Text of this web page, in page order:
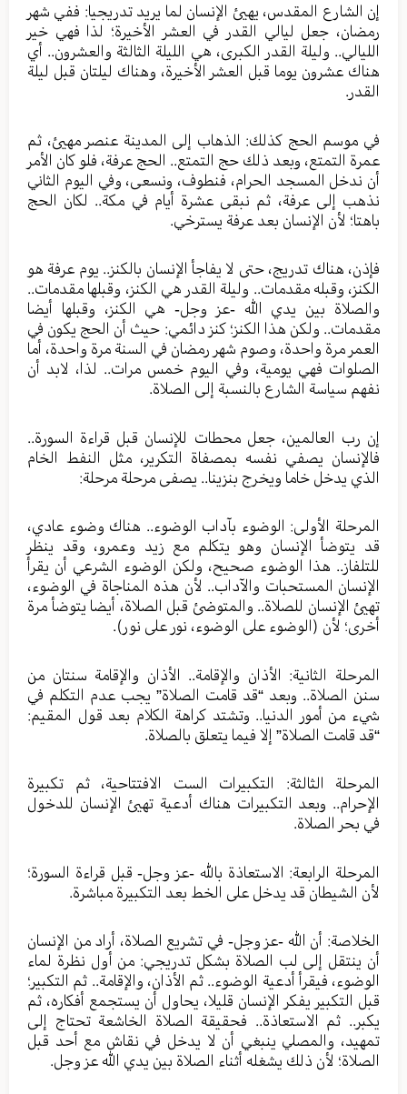
إن الشارع المقدس، يهيئ الإنسان لما يريد تدريجيا: ففي شهر
رمضان، جعل ليالي القدر في العشر الأخيرة؛ لذا فهي خير
الليالي.. وليلة القدر الكبرى، هي الليلة الثالثة والعشرون.. أي
هناك عشرون يوما قبل العشر الأخيرة، وهناك ليلتان قبل ليلة
القدر.
في موسم الحج كذلك: الذهاب إلى المدينة عنصر مهيئ، ثم
عمرة التمتع، وبعد ذلك حج التمتع.. الحج عرفة، فلو كان الأمر
أن ندخل المسجد الحرام، فنطوف، ونسعى، وفي اليوم الثاني
نذهب إلى عرفة، ثم نبقى عشرة أيام في مكة.. لكان الحج
باهتا؛ لأن الإنسان بعد عرفة يسترخي.
فإذن، هناك تدريج، حتى لا يفاجأ الإنسان بالكنز.. يوم عرفة هو
الكنز، وقبله مقدمات.. وليلة القدر هي الكنز، وقبلها مقدمات..
والصلاة بين يدي الله -عز وجل- هي الكنز، وقبلها أيضا
مقدمات.. ولكن هذا الكنز؛ كنز دائمي: حيث أن الحج يكون في
العمر مرة واحدة، وصوم شهر رمضان في السنة مرة واحدة، أما
الصلوات فهي يومية، وفي اليوم خمس مرات.. لذا، لابد أن
نفهم سياسة الشارع بالنسبة إلى الصلاة.
إن رب العالمين، جعل محطات للإنسان قبل قراءة السورة..
فالإنسان يصفي نفسه بمصفاة التكرير، مثل النفط الخام
الذي يدخل خاما ويخرج بنزينا.. يصفى مرحلة مرحلة:
المرحلة الأولى: الوضوء بآداب الوضوء.. هناك وضوء عادي،
قد يتوضأ الإنسان وهو يتكلم مع زيد وعمرو، وقد ينظر
للتلفاز.. هذا الوضوء صحيح، ولكن الوضوء الشرعي أن يقرأ
الإنسان المستحبات والآداب.. لأن هذه المناجاة في الوضوء،
تهيئ الإنسان للصلاة.. والمتوضئ قبل الصلاة، أيضا يتوضأ مرة
أخرى؛ لأن (الوضوء على الوضوء، نور على نور).
المرحلة الثانية: الأذان والإقامة.. الأذان والإقامة سنتان من
سنن الصلاة.. وبعد “قد قامت الصلاة” يجب عدم التكلم في
شيء من أمور الدنيا.. وتشتد كراهة الكلام بعد قول المقيم:
“قد قامت الصلاة” إلا فيما يتعلق بالصلاة.
المرحلة الثالثة: التكبيرات الست الافتتاحية، ثم تكبيرة
الإحرام.. وبعد التكبيرات هناك أدعية تهيئ الإنسان للدخول
في بحر الصلاة.
المرحلة الرابعة: الاستعاذة بالله -عز وجل- قبل قراءة السورة؛
لأن الشيطان قد يدخل على الخط بعد التكبيرة مباشرة.
الخلاصة: أن الله -عز وجل- في تشريع الصلاة، أراد من الإنسان
أن ينتقل إلى لب الصلاة بشكل تدريجي: من أول نظرة لماء
الوضوء، فيقرأ أدعية الوضوء.. ثم الأذان، والإقامة.. ثم التكبير؛
قبل التكبير يفكر الإنسان قليلا، يحاول أن يستجمع أفكاره، ثم
يكبر.. ثم الاستعاذة.. فحقيقة الصلاة الخاشعة تحتاج إلى
تمهيد، والمصلي ينبغي أن لا يدخل في نقاش مع أحد قبل
الصلاة؛ لأن ذلك يشغله أثناء الصلاة بين يدي الله عز وجل.